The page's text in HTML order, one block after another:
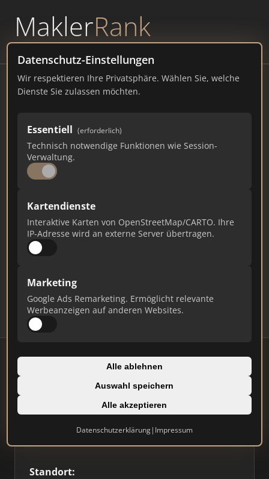
MaklerRank
powered byWAVEPOINT
Datenschutz-Einstellungen
Wir respektieren Ihre Privatsphäre. Wählen Sie, welche
Dienste Sie zulassen möchten.
Essentiell (erforderlich)
Technisch notwendige Funktionen wie Session-
Verwaltung.
Kartendienste
Interaktive Karten von OpenStreetMap/CARTO. Ihre
IP-Adresse wird an externe Server übertragen.
Marketing
Google Ads Remarketing. Ermöglicht relevante
Werbeanzeigen auf anderen Websites.
Alle ablehnen
Auswahl speichern
Alle akzeptieren
Datenschutzerklärung| Impressum
ERB Living Immobilien
erbliving-immobilien.de
423
Ist das Ihr Unternehmen?
Verifizieren Sie Ihr Profil, bearbeiten Sie Ihre
Updates.
Profil beanspruchen
Einzelner Makler
Standort: